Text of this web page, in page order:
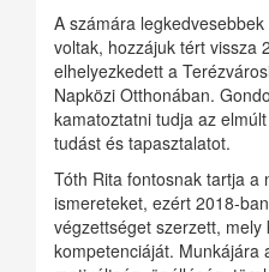
A számára
voltak, hozzájuk tért vissza
elhelyezkedett a
Napközi Otthonában.
kamatoztatni tudja az
tudást és tapasztalatot.
Tóth Rita fontosnak tartja a
ismereteket, ezért 2018-
végzettséget szerzett,
kompetenciáját. Munkájára